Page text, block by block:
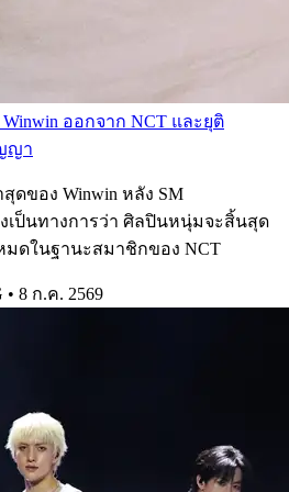
Winwin ออกจาก NCT และยุติ
ญา
ดของ Winwin หลัง SM
งเป็นทางการว่า ศิลปินหนุ่มจะสิ้นสุด
ดในฐานะสมาชิกของ NCT
• 8 ก.ค. 2569